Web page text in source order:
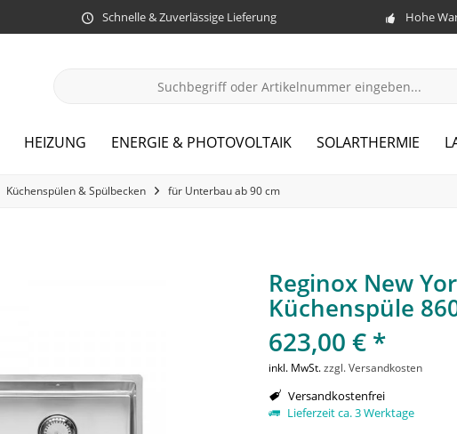
Schnelle & Zuverlässige Lieferung Hohe
HEIZUNG ENERGIE & PHOTOVOLTAIK SOLARTHERMIE
Küchenspülen & Spülbecken für Unterbau ab 90 cm
Reginox New
Küchenspüle
623,00 € *
inkl. MwSt.zzgl. Versandkosten
Versandkostenfrei
Lieferzeit ca. 3 Werktage